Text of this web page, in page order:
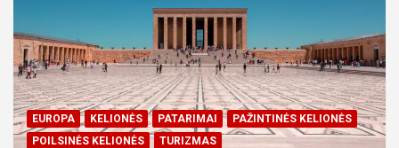
EUROPA KELIONĖS PATARIMAI
PAŽINTINĖS KELIONĖS
POILSINĖS KELIONĖS
TURIZMAS